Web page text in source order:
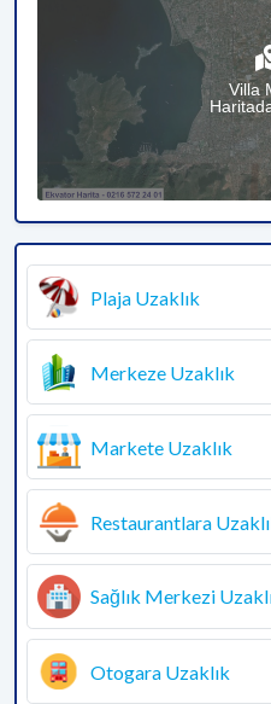
Villa
Plaja Uzaklık
Merkeze Uzaklık
Markete Uzaklık
Restaurantlara
Sağlık Merkezi
Otogara Uzaklık